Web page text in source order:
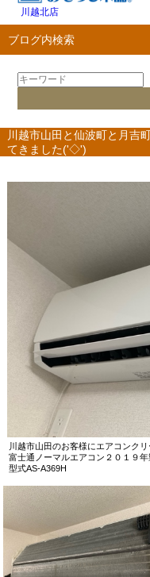
川越北店
ブログ内検索
川越市山田と仙波町と月吉
てきました('◇')ゞ
川越市山田のお客様にエアコンク
富士通ノーマルエアコン２０１９年
型式AS-A369H